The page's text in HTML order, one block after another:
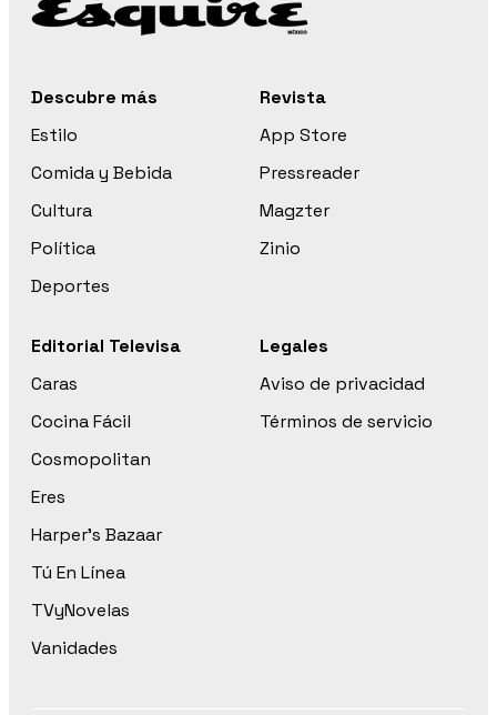
Descubre más
Estilo
Comida y Bebida
Cultura
Política
Deportes
Revista
App Store
Pressreader
Magzter
Zinio
Editorial Televisa
Caras
Cocina Fácil
Cosmopolitan
Eres
Harper’s Bazaar
Tú En Línea
TVyNovelas
Vanidades
Legales
Aviso de privacidad
Términos de servicio